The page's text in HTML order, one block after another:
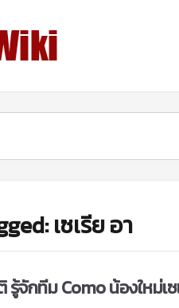
เซเรีย อา
รู้จักทีม Como น้องใหม่